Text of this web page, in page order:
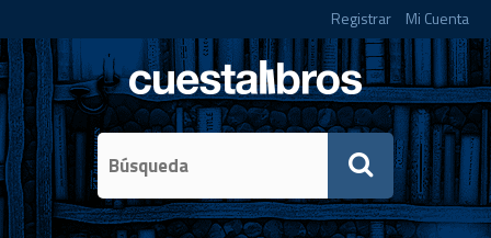
Registrar Mi Cuenta